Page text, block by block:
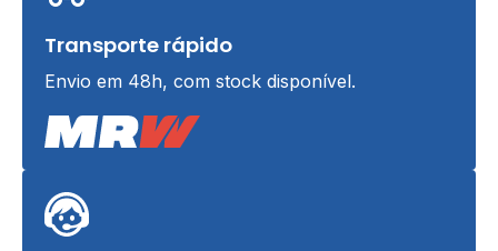
Transporte rápido
Envio em 48h, com stock disponível.